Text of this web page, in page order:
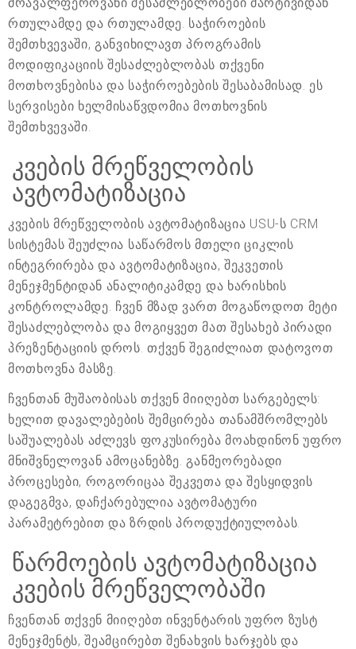
რთულამდე და რთულამდე. საჭიროების
შემთხვევაში, განვიხილავთ პროგრამის
მოდიფიკაციის შესაძლებლობას თქვენი
მოთხოვნებისა და საჭიროებების შესაბამისად. ეს
სერვისები ხელმისაწვდომია მოთხოვნის
შემთხვევაში.
კვების მრეწველობის
ავტომატიზაცია
კვების მრეწველობის ავტომატიზაცია USU-ს CRM
სისტემას შეუძლია საწარმოს მთელი ციკლის
ინტეგრირება და ავტომატიზაცია, შეკვეთის
მენეჯმენტიდან ანალიტიკამდე და ხარისხის
კონტროლამდე. ჩვენ მზად ვართ მოგაწოდოთ მეტი
შესაძლებლობა და მოგიყვეთ მათ შესახებ პირადი
პრეზენტაციის დროს. თქვენ შეგიძლიათ დატოვოთ
მოთხოვნა მასზე.
ჩვენთან მუშაობისას თქვენ მიიღებთ სარგებელს:
ხელით დავალებების შემცირება თანამშრომლებს
საშუალებას აძლევს ფოკუსირება მოახდინონ უფრო
მნიშვნელოვან ამოცანებზე. განმეორებადი
პროცესები, როგორიცაა შეკვეთა და შესყიდვის
დაგეგმვა, დაჩქარებულია ავტომატური
პარამეტრებით და ზრდის პროდუქტიულობას.
წარმოების ავტომატიზაცია
კვების მრეწველობაში
ჩვენთან თქვენ მიიღებთ ინვენტარის უფრო ზუსტ
მენეჯმენტს, შეამცირებთ შენახვის ხარჯებს და